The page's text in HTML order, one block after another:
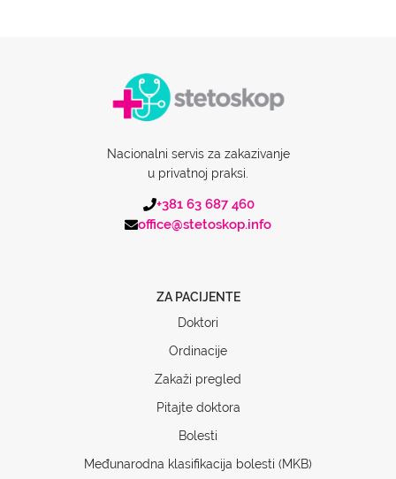
Nacionalni servis za zakazivanje
u privatnoj praksi.
+381 63 687 460
office@stetoskop.info
ZA PACIJENTE
Doktori
Ordinacije
Zakaži pregled
Pitajte doktora
Bolesti
Međunarodna klasifikacija bolesti (MKB)